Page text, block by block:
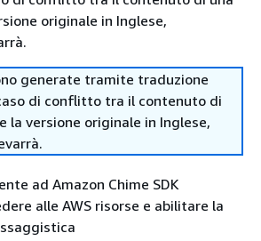
originale in Inglese,
generate tramite traduzione
di conflitto tra il contenuto di
la versione originale in Inglese,
ad Amazon Chime SDK
alle AWS risorse e abilitare la